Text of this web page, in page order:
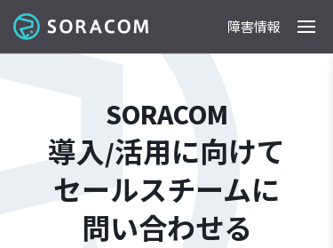
製品
事例
料金
ドキュメント
導入支援
IoTストア
最新情報 障害情報
SORACOM
導入/活用に向けて
セールスチームに
問い合わせる